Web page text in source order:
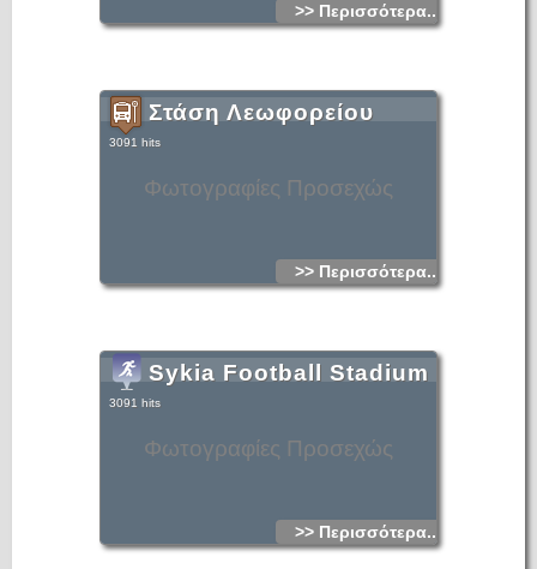
>> Περισσότερα...
Φωτογραφίες Προσεχώς
Στάση Λεωφορείου
3091 hits
>> Περισσότερα...
Φωτογραφίες Προσεχώς
Sykia Football Stadium
3091 hits
>> Περισσότερα...